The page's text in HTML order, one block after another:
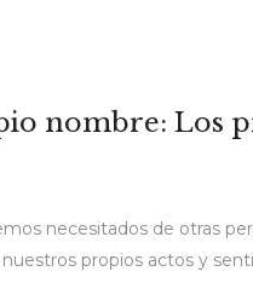
nombre: Los
necesitados de otras
propios actos y